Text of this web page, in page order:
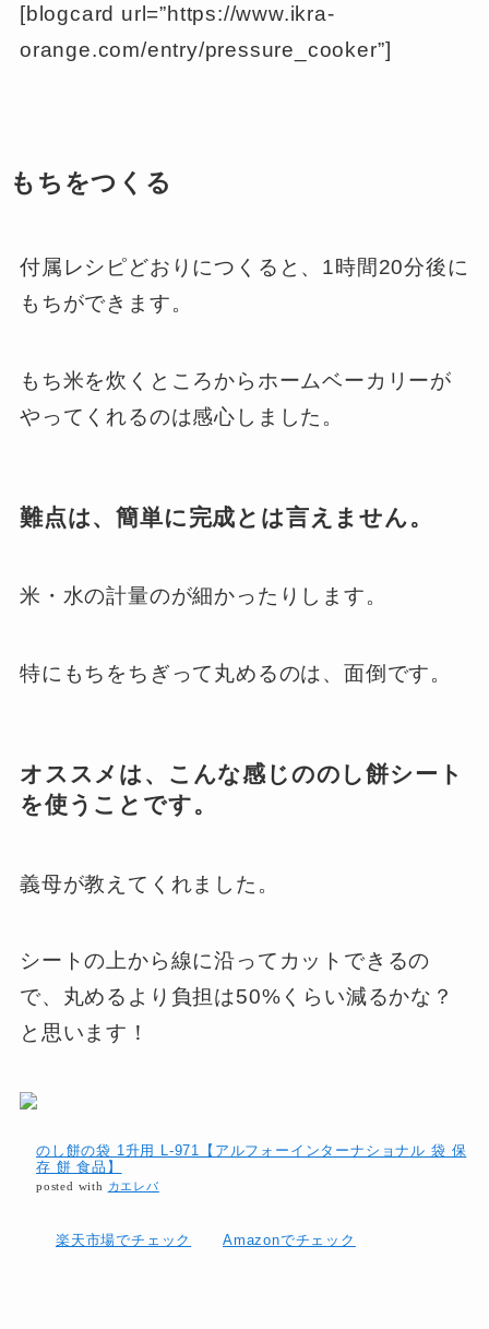
[blogcard url=”https://www.ikra-
orange.com/entry/pressure_cooker”]
もちをつくる
付属レシピどおりにつくると、1時間20分後に
もちができます。
もち米を炊くところからホームベーカリーが
やってくれるのは感心しました。
難点は、簡単に完成とは言えません。
米・水の計量のが細かったりします。
特にもちをちぎって丸めるのは、面倒です。
オススメは、こんな感じののし餅シート
を使うことです。
義母が教えてくれました。
シートの上から線に沿ってカットできるの
で、丸めるより負担は50%くらい減るかな？
と思います！
のし餅の袋 1升用 L-971【アルフォーインターナショナル 袋 保
存 餅 食品】
posted with カエレバ
楽天市場でチェック Amazonでチェック